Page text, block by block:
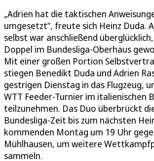
„Adrien hat die taktischen
umgesetzt“, freute sich Heinz Duda.
selbst war anschließend
Doppel im Bundesliga-Oberhaus
Mit einer großen Portion
stiegen Benedikt Duda und Adrien
gestrigen Dienstag in das Flugzeug,
WTT Feeder-Turnier im italienischen
teilzunehmen. Das Duo überbrückt
Bundesliga-Zeit bis zum nächsten
kommenden Montag um 19 Uhr
Mühlhausen, um weitere
sammeln.